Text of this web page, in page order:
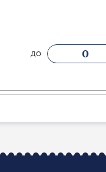
до 0